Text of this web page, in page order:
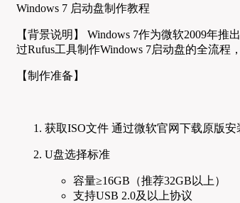
Windows 7 启动盘制作教程
【背景说明】 Windows 7作为微软2009年
过Rufus工具制作Windows 7启动盘的全流程
【制作准备】
获取ISO文件 通过微软官网下载原版安
U盘选择标准
容量≥16GB（推荐32GB以上）
支持USB 2.0及以上协议